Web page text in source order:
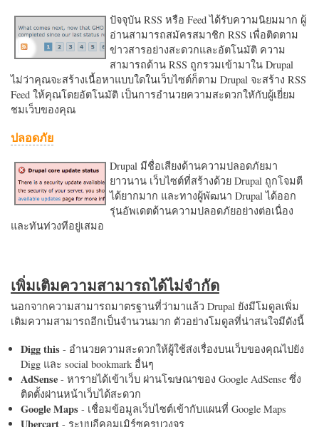
ปัจจุบัน RSS หรือ Feed ได้รับความนิยมมาก ผู้
อ่านสามารถสมัครสมาชิก RSS เพื่อติดตาม
ข่าวสารอย่างสะดวกและอัตโนมัติ ความ
สามารถด้าน RSS ถูกรวมเข้ามาใน Drupal
ไม่ว่าคุณจะสร้างเนื้อหาแบบใดในเว็บไซต์ก็ตาม Drupal จะสร้าง RSS
Feed ให้คุณโดยอัตโนมัติ เป็นการอำนวยความสะดวกใหักับผู้เยี่ยม
ชมเว็บของคุณ
ปลอดภัย
Drupal มีชื่อเสียงด้านความปลอดภัยมา
ยาวนาน เว็บไซต์ที่สร้างด้วย Drupal ถูกโจมตี
ได้ยากมาก และทางผู้พัฒนา Drupal ได้ออก
รุ่นอัพเดตด้านความปลอดภัยอย่างต่อเนื่อง
และทันท่วงทีอยู่เสมอ
เพิ่มเติมความสามารถได้ไม่จำกัด
นอกจากความสามารถมาตรฐานที่ว่ามาแล้ว Drupal ยังมีโมดูลเพิ่ม
เติมความสามารถอีกเป็นจำนวนมาก ตัวอย่างโมดูลที่น่าสนใจมีดังนี้
Digg this - อำนวยความสะดวกให้ผู้ใช้ส่งเรื่องบนเว็บของคุณไปยัง
Digg และ social bookmark อื่นๆ
AdSense - หารายได้เข้าเว็บ ผ่านโฆษณาของ Google AdSense ซึ่ง
ติดตั้งผ่านหน้าเว็บได้สะดวก
Google Maps - เชื่อมข้อมูลเว็บไซต์เข้ากับแผนที่ Google Maps
Ubercart - ระบบอีคอมเมิร์ซครบวงจร